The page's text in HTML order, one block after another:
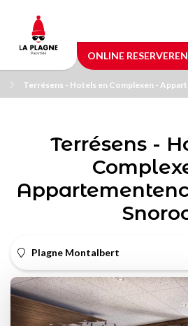
main
content
ONLINE RESERVEREN
Terrésens - Hotels en Complexen -
Terrésens -
Plagne Montalbert